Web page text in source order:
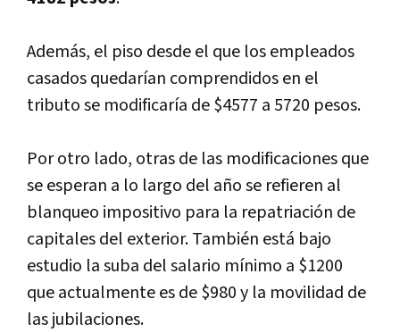
Además, el piso desde el que los empleados
casados quedarí­an comprendidos en el
tributo se modificarí­a de $4577 a 5720 pesos.
Por otro lado, otras de las modificaciones que
se esperan a lo largo del año se refieren al
blanqueo impositivo para la repatriación de
capitales del exterior. También está bajo
estudio la suba del salario mí­nimo a $1200
que actualmente es de $980 y la movilidad de
las jubilaciones.